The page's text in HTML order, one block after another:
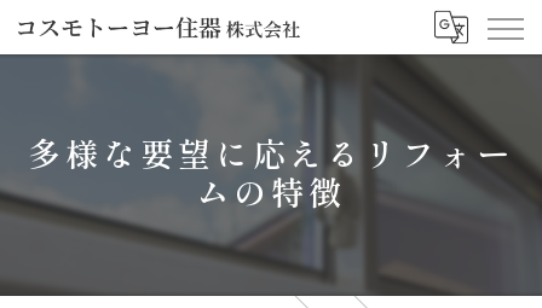
多様な要望に応えるリフォー
ムの特徴